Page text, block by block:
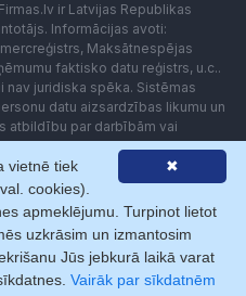
ir Latvijas Republikas
Informācijas avoti:
Maksātnespējas
faktisko datu reģistrs, u.c..
nav juridiska spēka. Sistēmas
datu aizsardzības likumu un
atbildību par darbībām vai
Lietotājam aizliegts
vai iekārtas (robotus)
ar Firmas.lv. Galvenā
Norēķini ar
✖
vietnē tiek
cookies).
apmeklējumu. Turpinot lietot
uzkrāsim un izmantosim
Jūs jebkurā laikā varat
Vairāk par sīkdatnēm